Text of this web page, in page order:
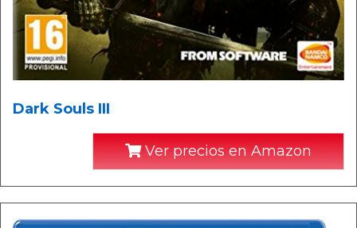
Dark Souls III
Ver precios en Amazon